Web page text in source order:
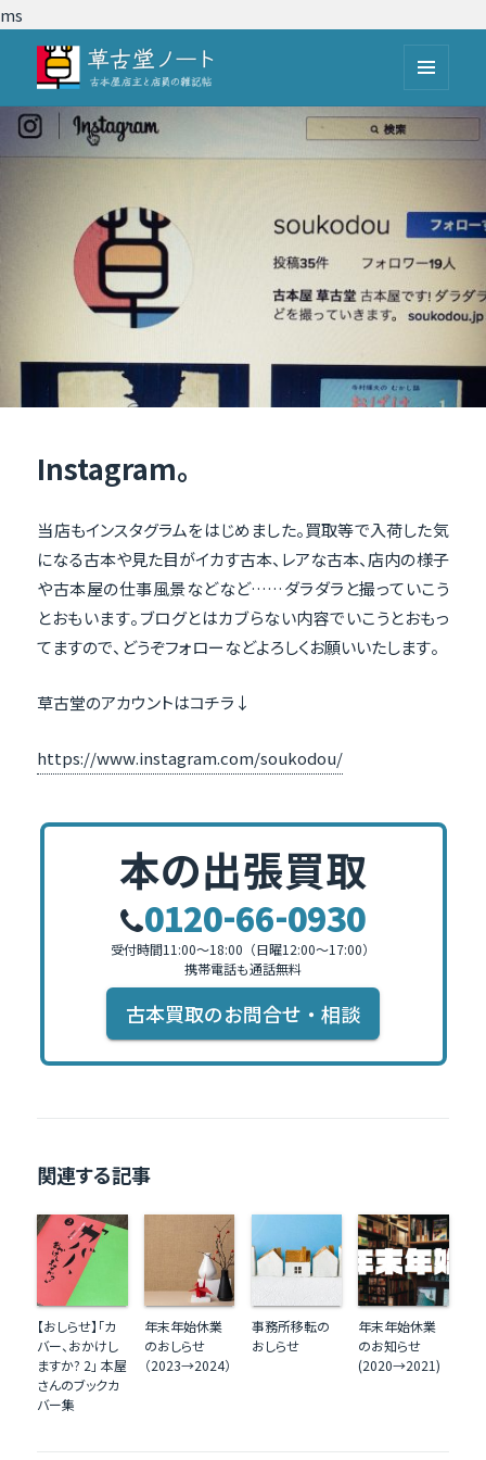
ms
草古堂ノート
ーとウ
ィジェ
Instagram。
当店もインスタグラムをはじめました。買取等で入荷した気
になる古本や見た目がイカす古本、レアな古本、店内の様子
や古本屋の仕事風景などなど……ダラダラと撮っていこう
とおもいます。ブログとはカブらない内容でいこうとおもっ
てますので、どうぞフォローなどよろしくお願いいたします。
草古堂のアカウントはコチラ↓
https://www.instagram.com/soukodou/
本の出張買取
0120-66-0930
受付時間11:00～18:00（日曜12:00～17:00）
携帯電話も通話無料
古本買取のお問合せ・相談
関連する記事
【おしらせ】「カ
バー、おかけし
ますか? 2」 本屋
さんのブックカ
バー集
年末年始休業
のおしらせ
（2023→2024）
事務所移転の
おしらせ
年末年始休業
のお知らせ
(2020→2021)